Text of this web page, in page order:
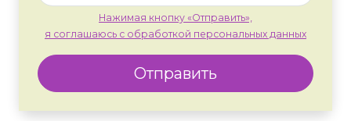
Нажимая кнопку «Отправить»,
я соглашаюсь с обработкой персональных данных
Отправить